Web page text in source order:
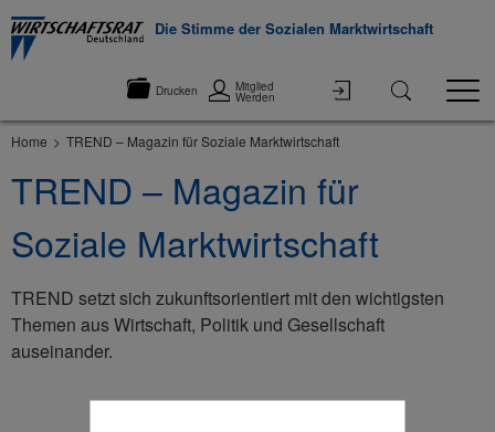
Die Stimme der Sozialen Marktwirtschaft
Drucken Mitglied
Werden
Home TREND – Magazin für Soziale Marktwirtschaft
TREND – Magazin für
Soziale Marktwirtschaft
TREND setzt sich zukunftsorientiert mit den wichtigsten
Themen aus Wirtschaft, Politik und Gesellschaft
auseinander.